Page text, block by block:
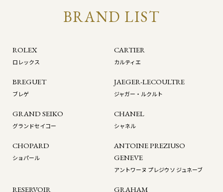
BRAND LIST
ROLEX
ロレックス
CARTIER
カルティエ
BREGUET
ブレゲ
JAEGER-LECOULTRE
ジャガー・ルクルト
GRAND SEIKO
グランドセイコー
CHANEL
シャネル
CHOPARD
ショパール
ANTOINE PREZIUSO
GENEVE
アントワーヌ プレジウソ ジュネーブ
RESERVOIR GRAHAM